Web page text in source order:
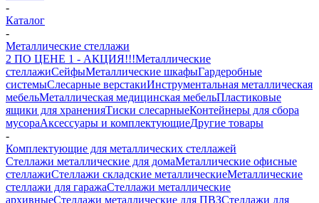
-
Каталог
-
Металлические стеллажи
2 ПО ЦЕНЕ 1 - АКЦИЯ!!!Металлические
стеллажиСейфыМеталлические шкафыГардеробные
системыСлесарные верстакиИнструментальная металлическая
мебельМеталлическая медицинская мебельПластиковые
ящики для храненияТиски слесарныеКонтейнеры для сбора
мусораАксессуары и комплектующиеДругие товары
-
Комплектующие для металлических стеллажей
Стеллажи металлические для домаМеталлические офисные
стеллажиСтеллажи складские металлическиеМеталлические
стеллажи для гаражаСтеллажи металлические
архивныеСтеллажи металлические для ПВЗСтеллажи для